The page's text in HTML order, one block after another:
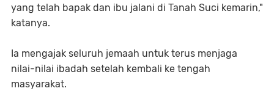
yang telah bapak dan ibu jalani di Tanah Suci kemarin,"
katanya.
Ia mengajak seluruh jemaah untuk terus menjaga
nilai-nilai ibadah setelah kembali ke tengah
masyarakat.